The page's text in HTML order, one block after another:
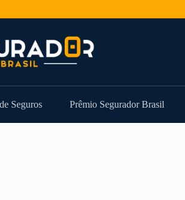
Seguros Prêmio Segurador Brasil